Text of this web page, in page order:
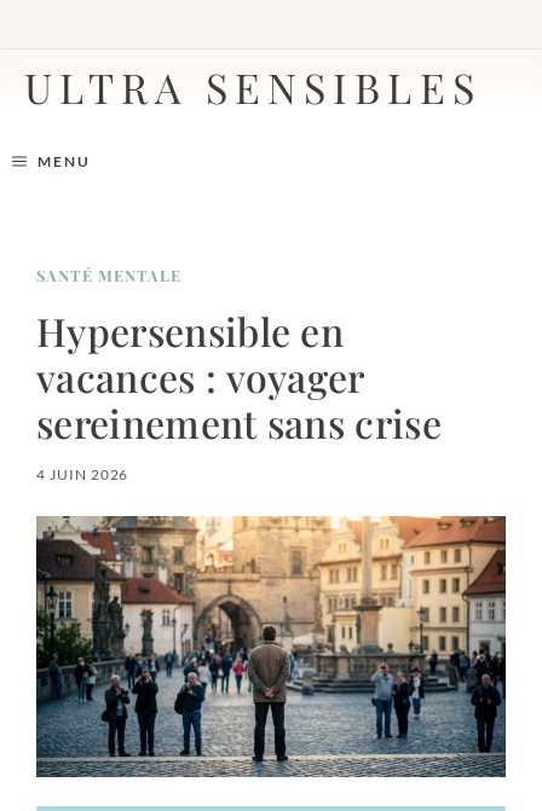
contenu
ULTRA SENSIBLES
MENU
SANTÉ MENTALE
Hypersensible en
vacances : voyager
sereinement sans crise
4 JUIN 2026